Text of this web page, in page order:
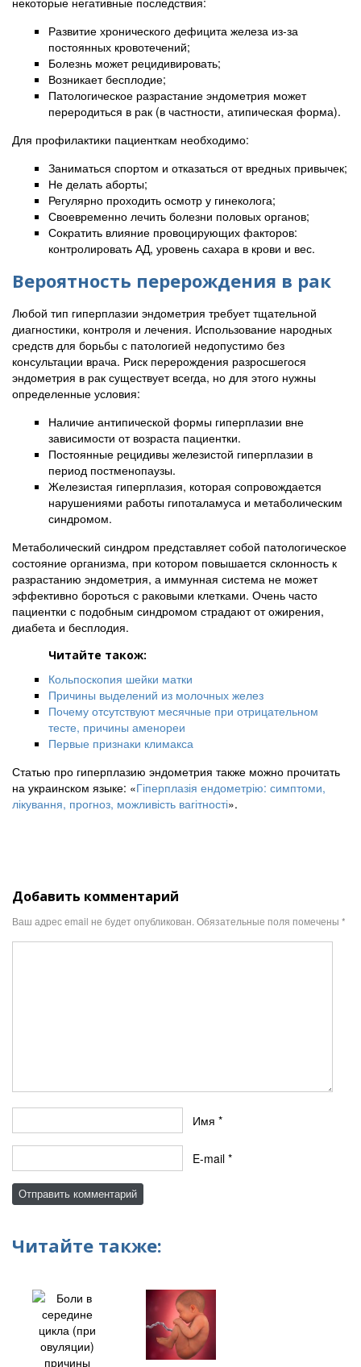
Развитие хронического дефицита железа из-за
постоянных кровотечений;
Болезнь может рецидивировать;
Возникает бесплодие;
Патологическое разрастание эндометрия может
переродиться в рак (в частности, атипическая форма).
Для профилактики пациенткам необходимо:
Заниматься спортом и отказаться от вредных привычек;
Не делать аборты;
Регулярно проходить осмотр у гинеколога;
Своевременно лечить болезни половых органов;
Сократить влияние провоцирующих факторов:
контролировать АД, уровень сахара в крови и вес.
Вероятность перерождения в рак
Любой тип гиперплазии эндометрия требует тщательной
диагностики, контроля и лечения. Использование народных
средств для борьбы с патологией недопустимо без
консультации врача. Риск перерождения разросшегося
эндометрия в рак существует всегда, но для этого нужны
определенные условия:
Наличие антипической формы гиперплазии вне
зависимости от возраста пациентки.
Постоянные рецидивы железистой гиперплазии в
период постменопаузы.
Железистая гиперплазия, которая сопровождается
нарушениями работы гипоталамуса и метаболическим
синдромом.
Метаболический синдром представляет собой патологическое
состояние организма, при котором повышается склонность к
разрастанию эндометрия, а иммунная система не может
эффективно бороться с раковыми клетками. Очень часто
пациентки с подобным синдромом страдают от ожирения,
диабета и бесплодия.
Читайте також:
Кольпоскопия шейки матки
Причины выделений из молочных желез
Почему отсутствуют месячные при отрицательном
тесте, причины аменореи
Первые признаки климакса
Статью про гиперплазию эндометрия также можно прочитать
на украинском языке: «Гіперплазія ендометрію: симптоми,
лікування, прогноз, можливість вагітності».
Добавить комментарий
Ваш адрес email не будет опубликован. Обязательные поля помечены *
Имя *
E-mail *
Читайте также: